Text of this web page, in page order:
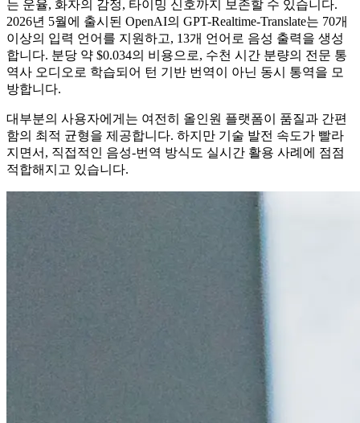
는 운율, 화자의 감정, 타이밍 신호까지 보존할 수 있습니다.
2026년 5월에 출시된 OpenAI의 GPT-Realtime-Translate는 70개
이상의 입력 언어를 지원하고, 13개 언어로 음성 출력을 생성
합니다. 분당 약 $0.034의 비용으로, 수천 시간 분량의 전문 통
역사 오디오로 학습되어 턴 기반 번역이 아닌 동시 통역을 모
방합니다.
대부분의 사용자에게는 여전히 올인원 플랫폼이 품질과 간편
함의 최적 균형을 제공합니다. 하지만 기술 발전 속도가 빨라
지면서, 직접적인 음성-번역 방식도 실시간 활용 사례에 점점
적합해지고 있습니다.